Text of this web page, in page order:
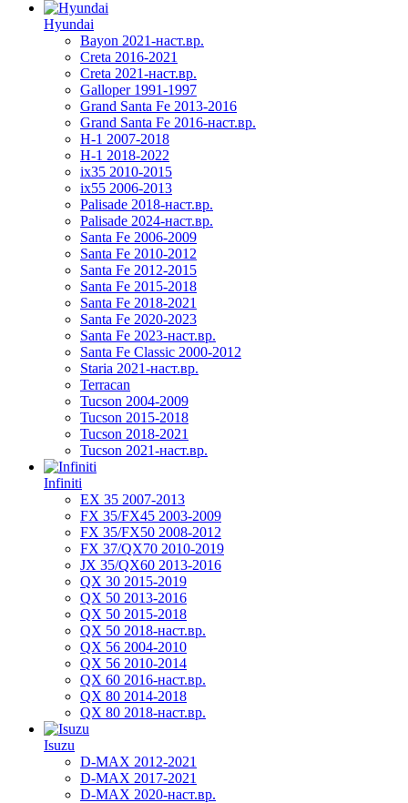
Hyundai
Bayon 2021-наст.вр.
Creta 2016-2021
Creta 2021-наст.вр.
Galloper 1991-1997
Grand Santa Fe 2013-2016
Grand Santa Fe 2016-наст.вр.
H-1 2007-2018
H-1 2018-2022
ix35 2010-2015
ix55 2006-2013
Palisade 2018-наст.вр.
Palisade 2024-наст.вр.
Santa Fe 2006-2009
Santa Fe 2010-2012
Santa Fe 2012-2015
Santa Fe 2015-2018
Santa Fe 2018-2021
Santa Fe 2020-2023
Santa Fe 2023-наст.вр.
Santa Fe Classic 2000-2012
Staria 2021-наст.вр.
Terracan
Tucson 2004-2009
Tucson 2015-2018
Tucson 2018-2021
Tucson 2021-наст.вр.
Infiniti
EX 35 2007-2013
FX 35/FX45 2003-2009
FX 35/FX50 2008-2012
FX 37/QX70 2010-2019
JX 35/QX60 2013-2016
QX 30 2015-2019
QX 50 2013-2016
QX 50 2015-2018
QX 50 2018-наст.вр.
QX 56 2004-2010
QX 56 2010-2014
QX 60 2016-наст.вр.
QX 80 2014-2018
QX 80 2018-наст.вр.
Isuzu
D-MAX 2012-2021
D-MAX 2017-2021
D-MAX 2020-наст.вр.